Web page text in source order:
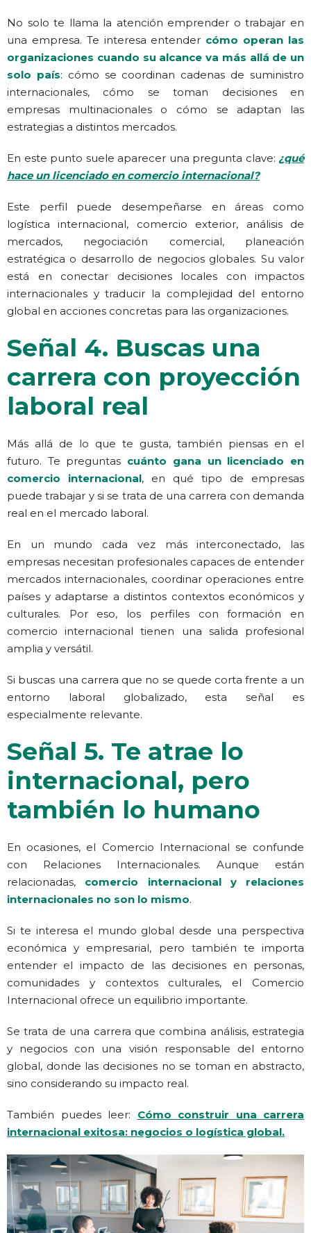
No solo te llama la atención emprender o trabajar en
una empresa. Te interesa entender cómo operan las
organizaciones cuando su alcance va más allá de un
solo país: cómo se coordinan cadenas de suministro
internacionales, cómo se toman decisiones en
empresas multinacionales o cómo se adaptan las
estrategias a distintos mercados.
En este punto suele aparecer una pregunta clave: ¿qué
hace un licenciado en comercio internacional?
Este perfil puede desempeñarse en áreas como
logística internacional, comercio exterior, análisis de
mercados, negociación comercial, planeación
estratégica o desarrollo de negocios globales. Su valor
está en conectar decisiones locales con impactos
internacionales y traducir la complejidad del entorno
global en acciones concretas para las organizaciones.
Señal 4. Buscas una
carrera con proyección
laboral real
Más allá de lo que te gusta, también piensas en el
futuro. Te preguntas cuánto gana un licenciado en
comercio internacional, en qué tipo de empresas
puede trabajar y si se trata de una carrera con demanda
real en el mercado laboral.
En un mundo cada vez más interconectado, las
empresas necesitan profesionales capaces de entender
mercados internacionales, coordinar operaciones entre
países y adaptarse a distintos contextos económicos y
culturales. Por eso, los perfiles con formación en
comercio internacional tienen una salida profesional
amplia y versátil.
Si buscas una carrera que no se quede corta frente a un
entorno laboral globalizado, esta señal es
especialmente relevante.
Señal 5. Te atrae lo
internacional, pero
también lo humano
En ocasiones, el Comercio Internacional se confunde
con Relaciones Internacionales. Aunque están
relacionadas, comercio internacional y relaciones
internacionales no son lo mismo.
Si te interesa el mundo global desde una perspectiva
económica y empresarial, pero también te importa
entender el impacto de las decisiones en personas,
comunidades y contextos culturales, el Comercio
Internacional ofrece un equilibrio importante.
Se trata de una carrera que combina análisis, estrategia
y negocios con una visión responsable del entorno
global, donde las decisiones no se toman en abstracto,
sino considerando su impacto real.
También puedes leer: Cómo construir una carrera
internacional exitosa: negocios o logística global.